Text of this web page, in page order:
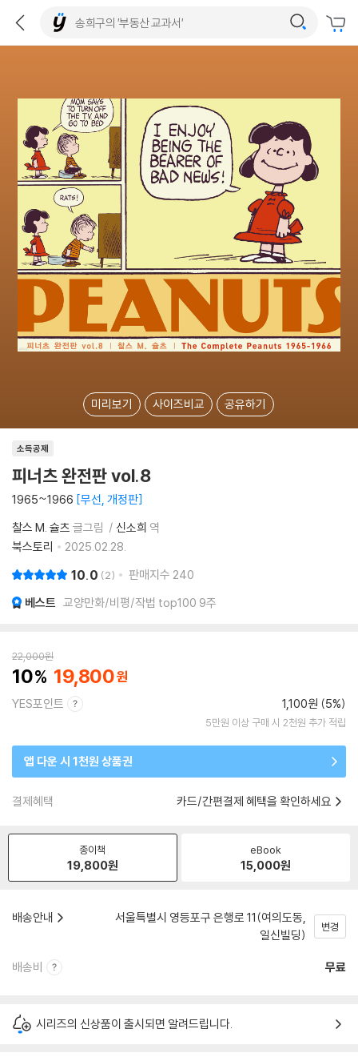
미리보기 사이즈비교 공유하기
소득공제
피너츠 완전판 vol.8
1965~1966 무선, 개정판
찰스 M. 슐츠 글그림 신소희 역
북스토리
2025.02.28.
10.0 2 판매지수 240
베스트 교양만화/비평/작법 top100 9주
22,000원
10 19,800
YES포인트 1,100원 (5%)
5만원 이상 구매 시 2천원 추가 적립
앱 다운 시 1천원 상품권
결제혜택 카드/간편결제 혜택을 확인하세요
종이책
19,800원
eBook
15,000원
배송안내
서울특별시 영등포구 은행로 11(여의도동,
일신빌딩)
변경
배송비 무료
시리즈의 신상품이 출시되면 알려드립니다.